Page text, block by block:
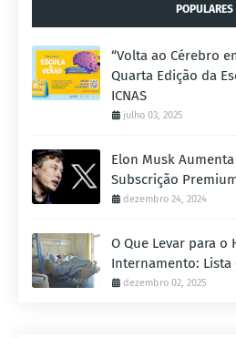
POPULARES
“Volta ao Cérebro
Quarta Edição da
ICNAS
julho 03, 2025
Elon Musk
Subscrição
dezembro 24, 2024
O Que Levar para o
Internamento: Lista
dezembro 02, 2025